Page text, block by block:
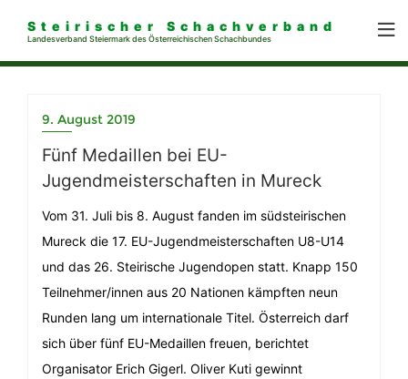
Steirischer Schachverband
Landesverband Steiermark des Österreichischen Schachbundes
9. August 2019
Fünf Medaillen bei EU-
Jugendmeisterschaften in Mureck
Vom 31. Juli bis 8. August fanden im südsteirischen
Mureck die 17. EU-Jugendmeisterschaften U8-U14
und das 26. Steirische Jugendopen statt. Knapp 150
Teilnehmer/innen aus 20 Nationen kämpften neun
Runden lang um internationale Titel. Österreich darf
sich über fünf EU-Medaillen freuen, berichtet
Organisator Erich Gigerl. Oliver Kuti gewinnt